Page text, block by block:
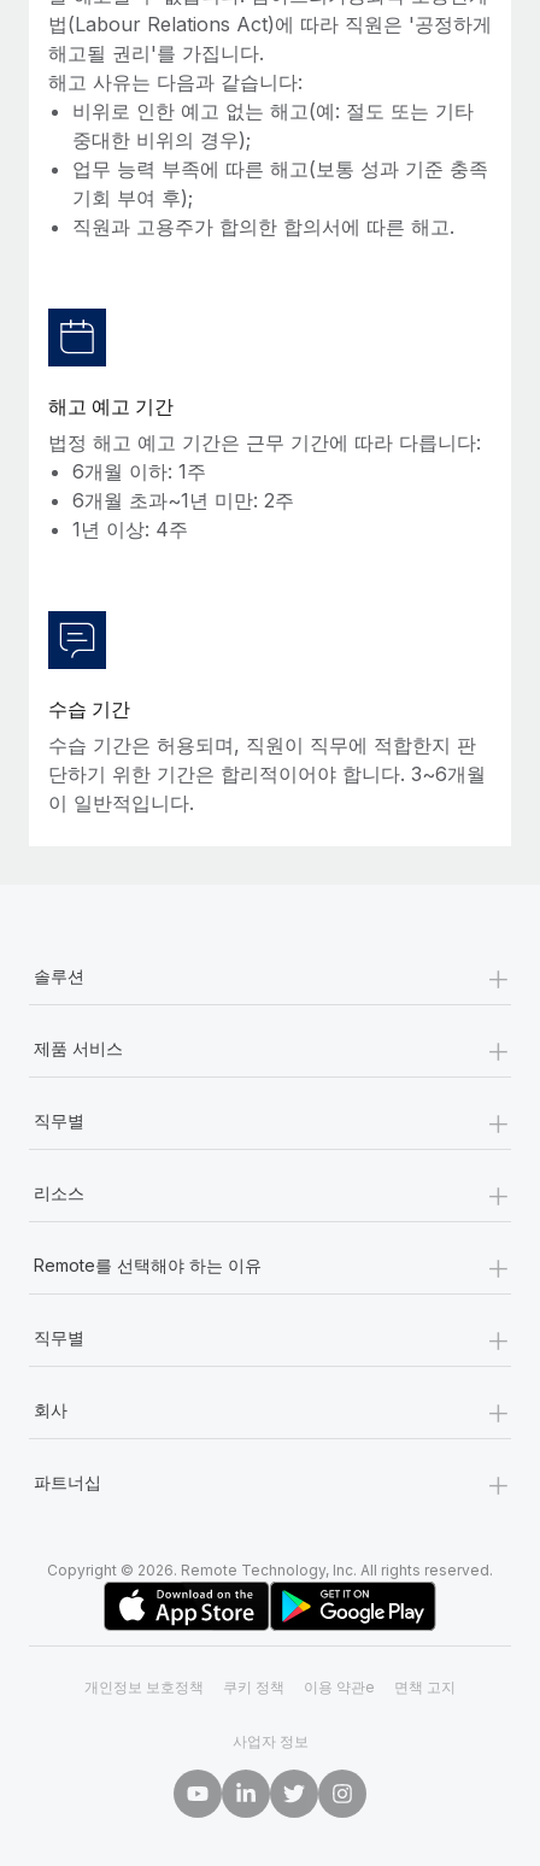
기기 관리
전 세계 IT 장비 제공 및 추적 관리
법인 설립
법인 설립을 빠르고 준법적으로 지원
글로벌 인재 이동 및 전근
직원 해외 이전을 간편하게 처리
EOR 및 PEO
계약자 관리
세금
블로그 둘러보기
Remote 제품 관련 소식: Gusto 및 Xero와의 통합과
Remote Contractor Management Plus
장 적합 사람을 찾아 채용 및 관리하고 급여를 지급하도록 돕는 것
입니다. 이를 위해 최근 몇 주 동안 새로운...
자세히 알아보기
비디오 콘텐츠를 활용한 마케팅이 계속해서 인기를 끌면서, 기업들
에게는 흥미롭고 전문적인 비디오 제작이 어느 때보다 중요해졌습
니다. 그러나 대부분의 회사들은 그렇게 높은 품질의...
자세히 알아보기
법(Labour Relations Act)에 따라 직원은 '공정하게
해고될 권리'를 가집니다.
해고 사유는 다음과 같습니다:
비위로 인한 예고 없는 해고(예: 절도 또는 기타
중대한 비위의 경우);
업무 능력 부족에 따른 해고(보통 성과 기준 충족
기회 부여 후);
직원과 고용주가 합의한 합의서에 따른 해고.
해고 예고 기간
법정 해고 예고 기간은 근무 기간에 따라 다릅니다:
6개월 이하: 1주
6개월 초과~1년 미만: 2주
1년 이상: 4주
수습 기간
수습 기간은 허용되며, 직원이 직무에 적합한지 판
단하기 위한 기간은 합리적이어야 합니다. 3~6개월
이 일반적입니다.
솔루션 +
제품 서비스 +
직무별 +
리소스 +
Remote를 선택해야 하는 이유 +
직무별 +
회사 +
파트너십 +
Copyright © 2026. Remote Technology, Inc. All rights reserved.
개인정보 보호정책 쿠키 정책 이용 약관e 면책 고지
사업자 정보